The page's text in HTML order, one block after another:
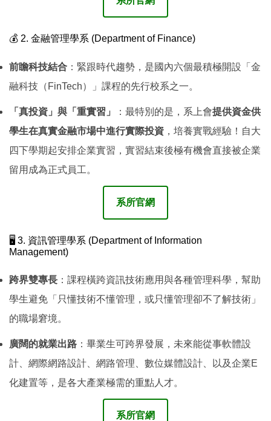
💰 2. 金融管理學系 (Department of Finance)
前瞻科技結合 ：緊跟時代趨勢，是國內六個最積極開設「金
融科技（FinTech）」課程的先行校系之一。
「真投資」與「重實習」 ：最特別的是，系上會提供資金供
學生在真實金融市場中進行實際投資 ，培養實戰經驗！自大
四下學期起安排企業實習，實習結束後極有機會直接被企業
留用成為正式員工。
系所官網
🖥️ 3. 資訊管理學系 (Department of Information
Management)
跨界雙專長 ：課程橫跨資訊技術應用與各種管理科學，幫助
學生避免「只懂技術不懂管理，或只懂管理卻不了解技術」
的職場窘境。
廣闊的就業出路 ：畢業生可跨界發展，未來能從事軟體設
計、網際網路設計、網路管理、數位媒體設計、以及企業E
化建置等，是各大產業極需的重點人才。
系所官網